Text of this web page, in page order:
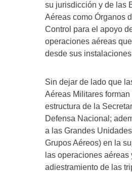
su jurisdicción y de las
Aéreas como Órganos
Control para el apoyo
operaciones aéreas
desde sus
Sin dejar de lado que
Aéreas Militares forman
estructura de la
Defensa Nacional;
a las Grandes
Grupos Aéreos) en la
las operaciones aéreas
adiestramiento de las